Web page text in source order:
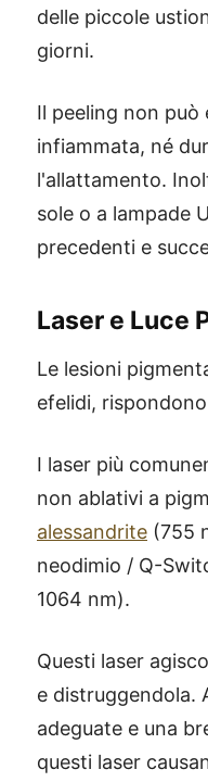
delle piccole
giorni.
Il peeling non può
infiammata, né
l'allattamento.
sole o a lampade
precedenti e
Laser e Luce
Le lesioni
efelidi,
I laser più
non ablativi a
alessandrite (755
neodimio / Q-
1064 nm).
Questi laser
e distruggendola.
adeguate e una
questi laser